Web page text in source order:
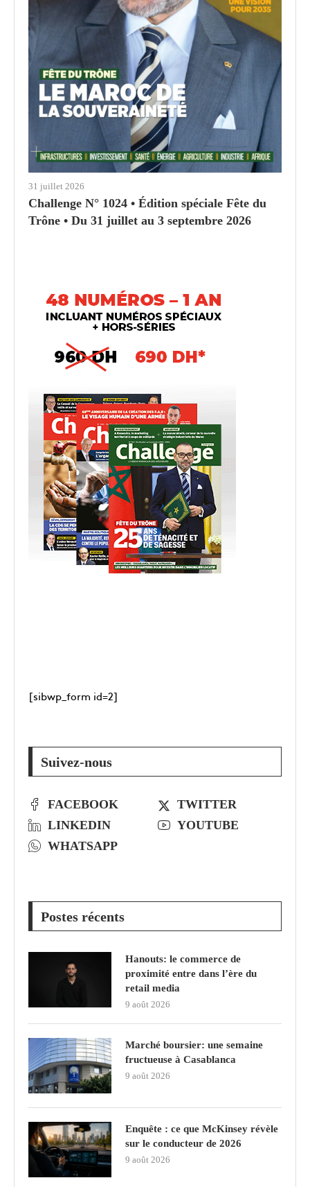
31 juillet 2026
Challenge N° 1024 • Édition spéciale Fête du
Trône • Du 31 juillet au 3 septembre 2026
[sibwp_form id=2]
Suivez-nous
FACEBOOK
TWITTER
LINKEDIN
YOUTUBE
WHATSAPP
Postes récents
Hanouts: le commerce de
proximité entre dans l’ère du
retail media
9 août 2026
Marché boursier: une semaine
fructueuse à Casablanca
9 août 2026
Enquête : ce que McKinsey révèle
sur le conducteur de 2026
9 août 2026